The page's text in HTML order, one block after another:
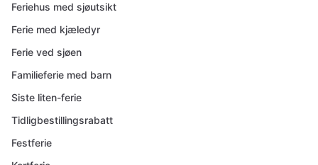
Feriehus med sjøutsikt
Ferie med kjæledyr
Ferie ved sjøen
Familieferie med barn
Siste liten-ferie
Tidligbestillingsrabatt
Festferie